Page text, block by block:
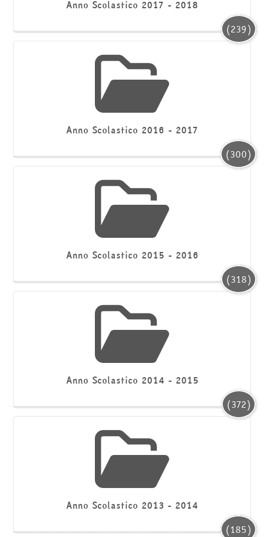
Anno Scolastico 2017 - 2018
(239)
Anno Scolastico 2016 - 2017
(300)
Anno Scolastico 2015 - 2016
(318)
Anno Scolastico 2014 - 2015
(372)
Anno Scolastico 2013 - 2014
(185)